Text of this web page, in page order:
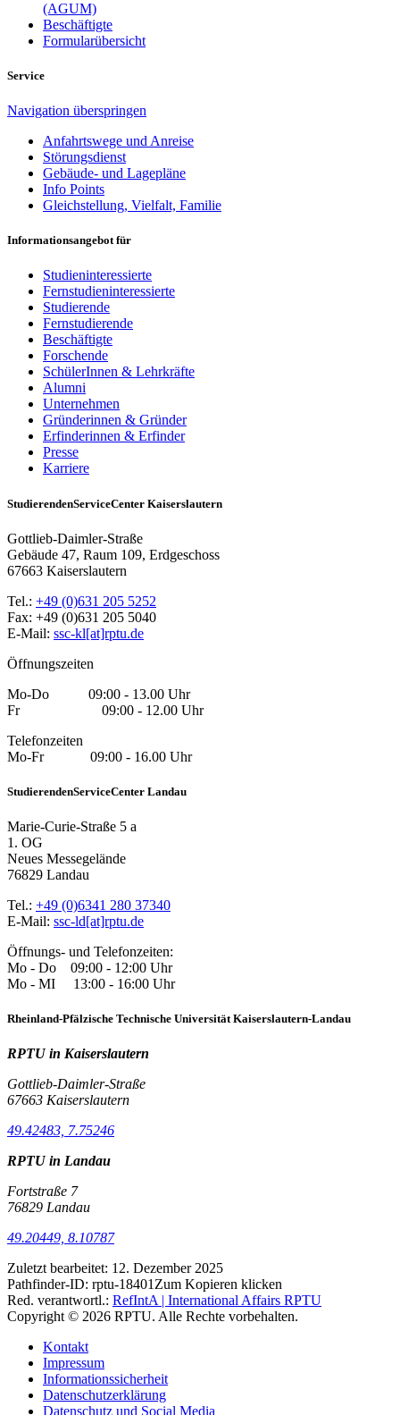
(AGUM)
Beschäftigte
Formularübersicht
Service
Navigation überspringen
Anfahrtswege und Anreise
Störungsdienst
Gebäude- und Lagepläne
Info Points
Gleichstellung, Vielfalt, Familie
Informationsangebot für
Studieninteressierte
Fernstudieninteressierte
Studierende
Fernstudierende
Beschäftigte
Forschende
SchülerInnen & Lehrkräfte
Alumni
Unternehmen
Gründerinnen & Gründer
Erfinderinnen & Erfinder
Presse
Karriere
StudierendenServiceCenter Kaiserslautern
Gottlieb-Daimler-Straße
Gebäude 47, Raum 109, Erdgeschoss
67663 Kaiserslautern
Tel.: +49 (0)631 205 5252
Fax: +49 (0)631 205 5040
E-Mail: ssc-kl[at]rptu.de
Öffnungszeiten
Mo-Do 09:00 - 13.00 Uhr
Fr 09:00 - 12.00 Uhr
Telefonzeiten
Mo-Fr 09:00 - 16.00 Uhr
StudierendenServiceCenter Landau
Marie-Curie-Straße 5 a
1. OG
Neues Messegelände
76829 Landau
Tel.: +49 (0)6341 280 37340
E-Mail: ssc-ld[at]rptu.de
Öffnungs- und Telefonzeiten:
Mo - Do 09:00 - 12:00 Uhr
Mo - MI 13:00 - 16:00 Uhr
Rheinland-Pfälzische Technische Universität Kaiserslautern-Landau
RPTU in Kaiserslautern
Gottlieb-Daimler-Straße
67663 Kaiserslautern
49.42483, 7.75246
RPTU in Landau
Fortstraße 7
76829 Landau
49.20449, 8.10787
Zuletzt bearbeitet: 12. Dezember 2025
Pathfinder-ID: rptu-18401Zum Kopieren klicken
Red. verantwortl.: RefIntA | International Affairs RPTU
Copyright © 2026 RPTU. Alle Rechte vorbehalten.
Kontakt
Impressum
Informationssicherheit
Datenschutzerklärung
Datenschutz und Social Media